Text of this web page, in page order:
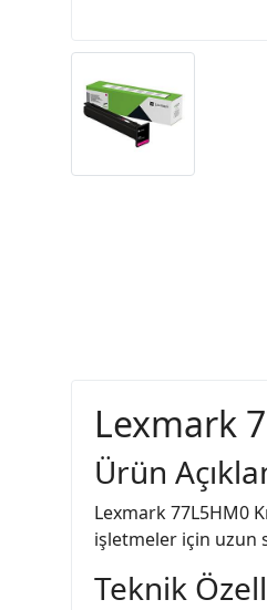
Lexmark
Ürün
Lexmark 77L5HM0
işletmeler için uzun
Teknik